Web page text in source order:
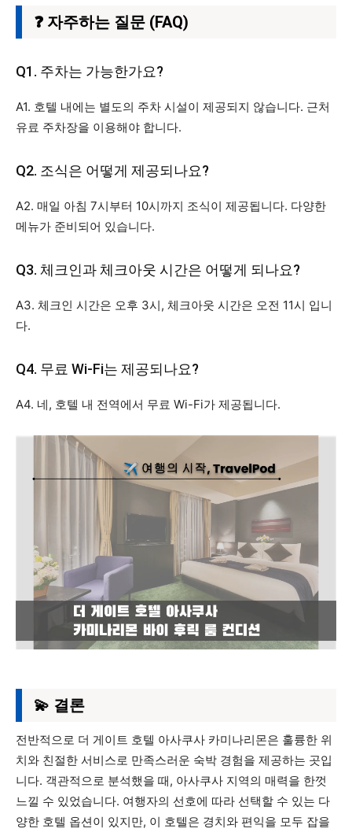
❓ 자주하는 질문 (FAQ)
Q1. 주차는 가능한가요?
A1. 호텔 내에는 별도의 주차 시설이 제공되지 않습니다. 근처
유료 주차장을 이용해야 합니다.
Q2. 조식은 어떻게 제공되나요?
A2. 매일 아침 7시부터 10시까지 조식이 제공됩니다. 다양한
메뉴가 준비되어 있습니다.
Q3. 체크인과 체크아웃 시간은 어떻게 되나요?
A3. 체크인 시간은 오후 3시, 체크아웃 시간은 오전 11시 입니
다.
Q4. 무료 Wi-Fi는 제공되나요?
A4. 네, 호텔 내 전역에서 무료 Wi-Fi가 제공됩니다.
💫 결론
전반적으로 더 게이트 호텔 아사쿠사 카미나리몬은 훌륭한 위
치와 친절한 서비스로 만족스러운 숙박 경험을 제공하는 곳입
니다. 객관적으로 분석했을 때, 아사쿠사 지역의 매력을 한껏
느낄 수 있었습니다. 여행자의 선호에 따라 선택할 수 있는 다
양한 호텔 옵션이 있지만, 이 호텔은 경치와 편익을 모두 잡을